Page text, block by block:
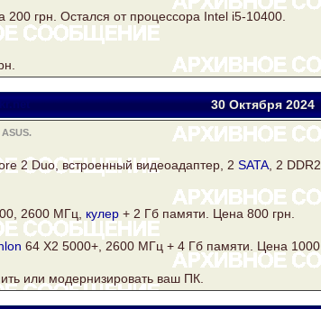
грн. Остался от процессора Intel i5-10400.
30 Октября2024
2 Duo, встроенный видеоадаптер, 2 SATA , 2 DDR2
2600 МГц, кулер + 2 Гб памяти. Цена 800 грн.
64 Х2 5000+, 2600 МГц + 4 Гб памяти. Цена 1000
или модернизировать ваш ПК.